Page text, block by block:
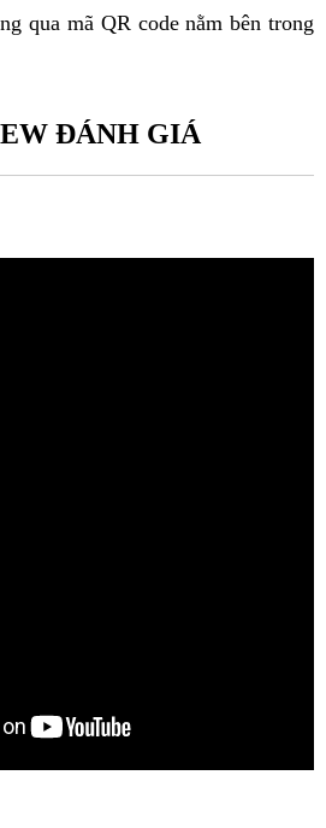
qua mã QR code nằm bên trong
ĐÁNH GIÁ